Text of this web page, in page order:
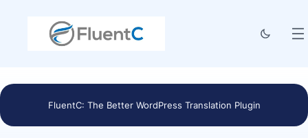
FluentC: The Better WordPress Translation Plugin